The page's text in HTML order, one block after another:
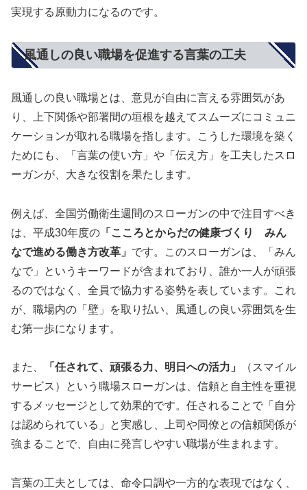
実現する原動力になるのです。
風通しの良い職場を促進する言葉の工夫
風通しの良い職場とは、意見が自由に言える雰囲気があ
り、上下関係や部署間の垣根を越えてスムーズにコミュニ
ケーションが取れる職場を指します。こうした環境を築く
ためにも、「言葉の使い方」や「伝え方」を工夫したスロ
ーガンが、大きな役割を果たします。
例えば、全国労働衛生週間のスローガンの中で注目すべき
は、平成30年度の 「こころとからだの健康づくり みん
なで進める働き方改革」 です。このスローガンは、「みん
なで」というキーワードが含まれており、誰か一人が頑張
るのではなく、全員で協力する姿勢を表しています。これ
が、職場内の「壁」を取り払い、風通しの良い雰囲気を生
む第一歩になります。
また、 「任されて、頑張る力、明日への活力」
（スマイル
サービス）という職場スローガンは、信頼と自主性を重視
するメッセージとして効果的です。任されることで「自分
は認められている」と実感し、上司や同僚との信頼関係が
強まることで、自由に発言しやすい職場が生まれます。
言葉の工夫としては、命令口調や一方的な表現ではなく、